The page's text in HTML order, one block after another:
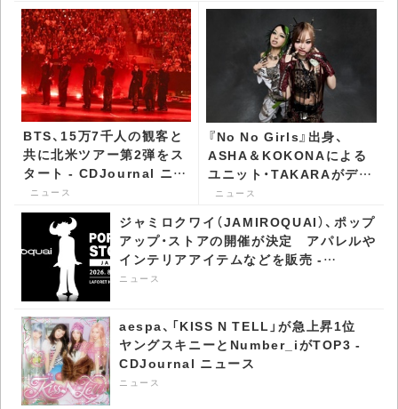
BTS、15万7千人の観客と
共に北米ツアー第2弾をス
タート - CDJournal ニュ
ース
ニュース
『No No Girls』出身、
ASHA＆KOKONAによる
ユニット・TAKARAがデビ
ュー - CDJournal ニュー
ニュース
ジャミロクワイ（JAMIROQUAI）、ポップ
アップ・ストアの開催が決定 アパレルや
インテリアアイテムなどを販売 -
CDJournal ニュース
ニュース
aespa、「KISS N TELL」が急上昇1位
ヤングスキニーとNumber_iがTOP3 -
CDJournal ニュース
ニュース